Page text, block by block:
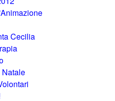
Cecilia
Natale